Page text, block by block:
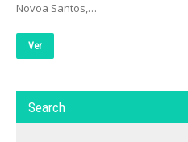
Novoa Santos,…
Ver
Search